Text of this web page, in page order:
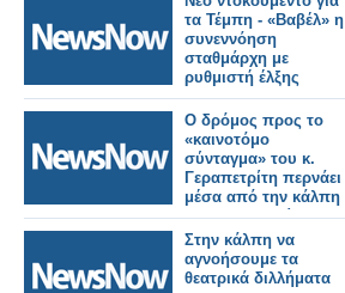
τα Τέμπη - «Βαβέλ» η
συνεννόηση
σταθμάρχη με
ρυθμιστή έλξης
Ο δρόμος προς το
«καινοτόμο
σύνταγμα» του κ.
Γεραπετρίτη περνάει
μέσα από την κάλπη
της 25ης Ιουνίου
Στην κάλπη να
αγνοήσουμε τα
θεατρικά διλλήματα